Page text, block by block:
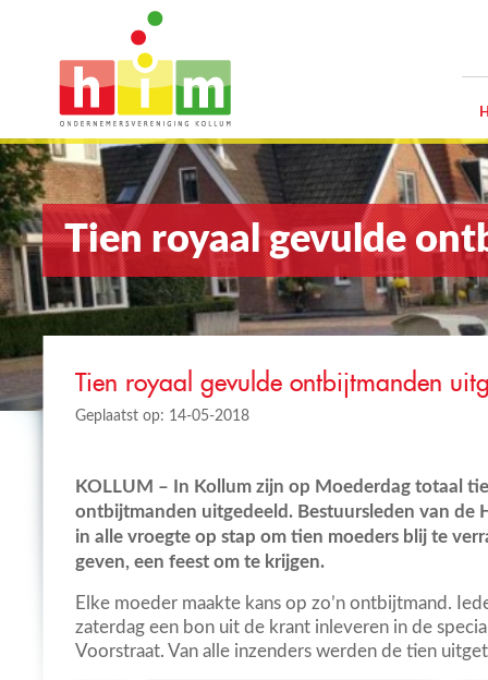
Tien royaal gevulde
Tien royaal gevulde ontbijtmanden
Geplaatst op: 14-05-2018
KOLLUM – In Kollum zijn op Moederdag totaal
ontbijtmanden uitgedeeld. Bestuursleden van de
in alle vroegte op stap om tien moeders blij te
geven, een feest om te krijgen.
Elke moeder maakte kans op zo’n ontbijtmand.
zaterdag een bon uit de krant inleveren in de
Voorstraat. Van alle inzenders werden de tien